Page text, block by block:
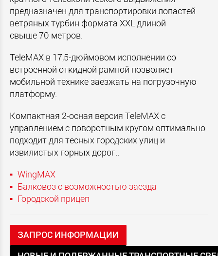
предназначен для транспортировки лопастей
ветряных турбин формата XXL длиной
свыше 70 метров.
TeleMAX в 17,5-дюймовом исполнении со
встроенной откидной рампой позволяет
мобильной технике заезжать на погрузочную
платформу.
Компактная 2-осная версия TeleMAX с
управлением с поворотным кругом оптимально
подходит для тесных городских улиц и
извилистых горных дорог..
WingMAX
Балковоз с возможностью заезда
Городской прицеп
ЗАПРОС ИНФОРМАЦИИ